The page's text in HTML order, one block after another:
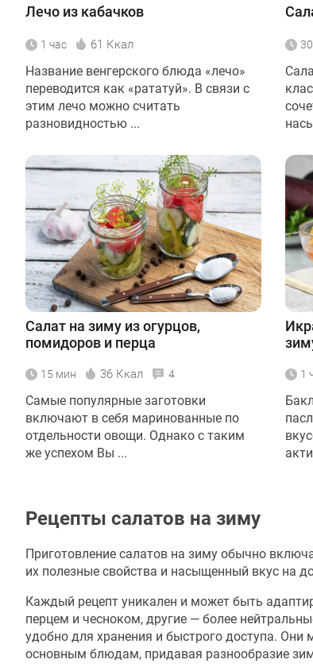
Лечо из кабачков
1 час 61 Ккал
Название венгерского блюда «лечо»
переводится как «рататуй». В связи с
этим лечо можно считать
разновидностью ...
Салат на зиму из огурцов,
помидоров и перца
15 мин 36 Ккал 4
Самые популярные заготовки
включают в себя маринованные по
отдельности овощи. Однако с таким
же успехом Вы ...
1
Рецепты салатов на зиму
Приготовление салатов на зиму обычно
их полезные свойства и насыщенный вкус на
Каждый рецепт уникален и может быть
перцем и чесноком, другие — более
удобно для хранения и быстрого доступа.
основным блюдам, придавая разнообразие